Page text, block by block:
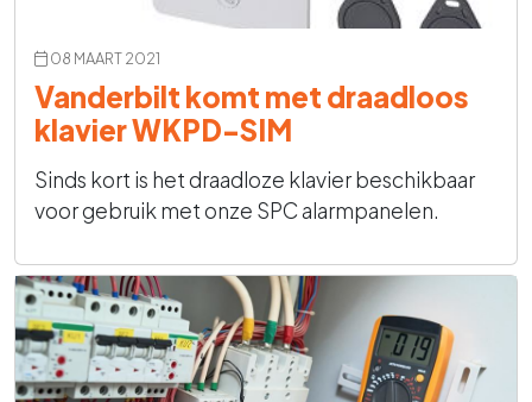
08 MAART 2021
Vanderbilt komt met draadloos
klavier WKPD-SIM
Sinds kort is het draadloze klavier beschikbaar
voor gebruik met onze SPC alarmpanelen.